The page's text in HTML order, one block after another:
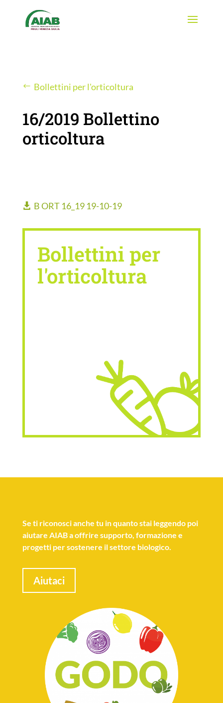
Bollettini per l'orticoltura
16/2019 Bollettino
orticoltura
B ORT 16_19 19-10-19
Bollettini per
l'orticoltura
Se ti riconosci anche tu in quanto stai leggendo poi
aiutare AIAB a offrire supporto, formazione e
progetti per sostenere il settore biologico.
Aiutaci